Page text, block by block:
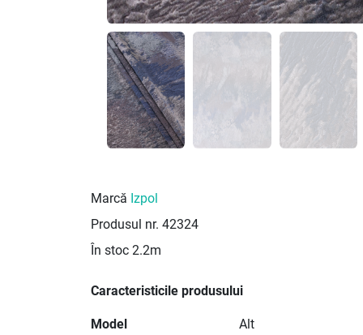
Marcă Izpol
Produsul nr. 42324
În stoc 2.2m
Caracteristicile produsului
Model
Alt